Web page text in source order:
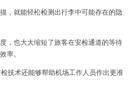
就能轻松检测出行李中可能存在的隐
也大大缩短了旅客在安检通道的等待
率。
术还能够帮助机场工作人员作出更准